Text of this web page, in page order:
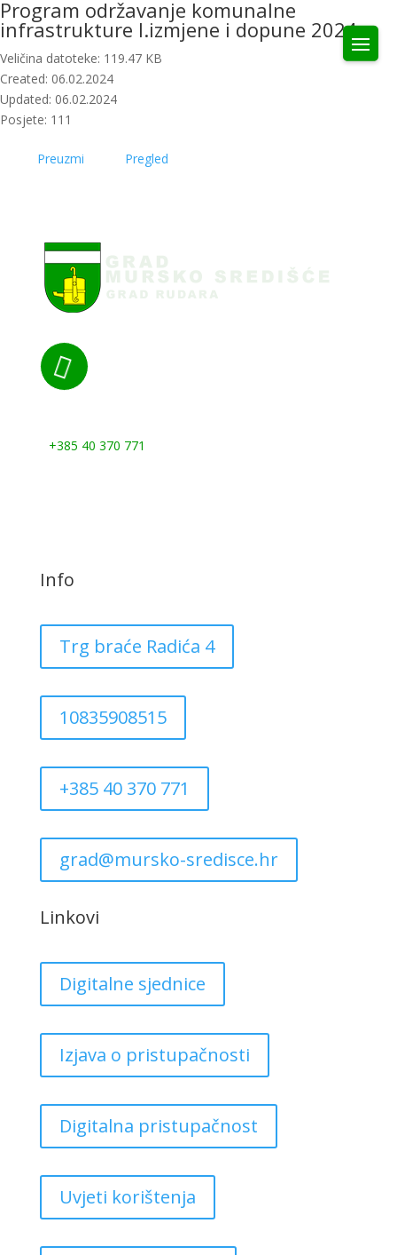
Program održavanje komunalne
infrastrukture I.izmjene i dopune 2024
Veličina datoteke: 119.47 KB
Created: 06.02.2024
Updated: 06.02.2024
Posjete: 111
Preuzmi Pregled

+385 40 370 771
Info
Trg braće Radića 4
10835908515
+385 40 370 771
grad@mursko-sredisce.hr
Linkovi
Digitalne sjednice
Izjava o pristupačnosti
Digitalna pristupačnost
Uvjeti korištenja